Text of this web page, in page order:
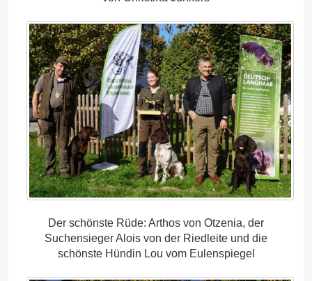
Der schönste Rüde: Arthos von Otzenia, der
Suchensieger Alois von der Riedleite und die
schönste Hündin Lou vom Eulenspiegel